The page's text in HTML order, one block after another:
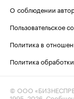
О соблюдении
Пользовательское
Политика в
Политика
© ООО